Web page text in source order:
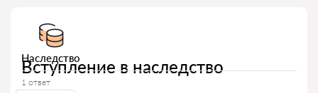
Наследство
Вступление в наследство
1 ответ